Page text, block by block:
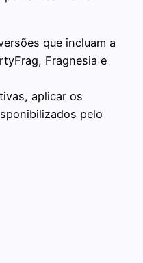
que incluam a
Fragnesia e
aplicar os
pelo